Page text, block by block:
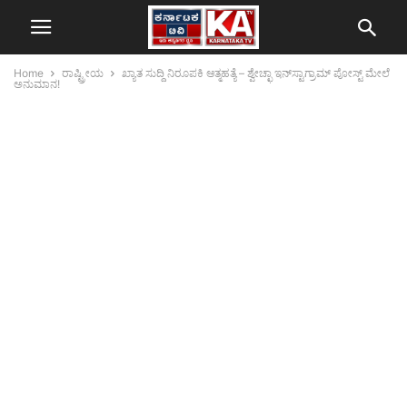
Home ರಾಷ್ಟ್ರೀಯ
ಖ್ಯಾತ ಸುದ್ದಿ ನಿರೂಪಕಿ ಆತ್ಮಹತ್ಯೆ – ಶ್ವೇಚ್ಛಾ ಇನ್‌ಸ್ಟಾಗ್ರಾಮ್‌ ಪೋಸ್ಟ್‌ ಮೇಲೆ
ಅನುಮಾನ!